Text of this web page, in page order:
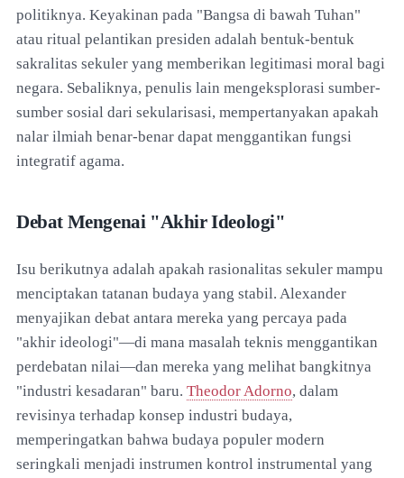
politiknya. Keyakinan pada "Bangsa di bawah Tuhan"
atau ritual pelantikan presiden adalah bentuk-bentuk
sakralitas sekuler yang memberikan legitimasi moral bagi
negara. Sebaliknya, penulis lain mengeksplorasi sumber-
sumber sosial dari sekularisasi, mempertanyakan apakah
nalar ilmiah benar-benar dapat menggantikan fungsi
integratif agama.
Debat Mengenai "Akhir Ideologi"
Isu berikutnya adalah apakah rasionalitas sekuler mampu
menciptakan tatanan budaya yang stabil. Alexander
menyajikan debat antara mereka yang percaya pada
"akhir ideologi"—di mana masalah teknis menggantikan
perdebatan nilai—dan mereka yang melihat bangkitnya
"industri kesadaran" baru. Theodor Adorno, dalam
revisinya terhadap konsep industri budaya,
memperingatkan bahwa budaya populer modern
seringkali menjadi instrumen kontrol instrumental yang